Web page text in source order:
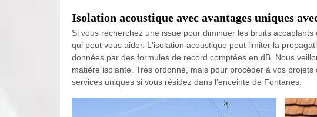
Isolation acoustique avec avantages uniques
Si vous recherchez une issue pour diminuer les bruits
qui peut vous aider. L'isolation acoustique peut limiter la
données par des formules de record comptées en dB. Nous
matière isolante. Très ordonné, mais pour procéder à vos
services uniques si vous résidez dans l’enceinte de Fontanes.